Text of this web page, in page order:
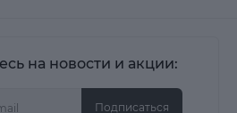
на новости и акции:
Подписаться